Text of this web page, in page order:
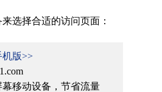
选择合适的访问页面：
版>>
移动设备，节省流量